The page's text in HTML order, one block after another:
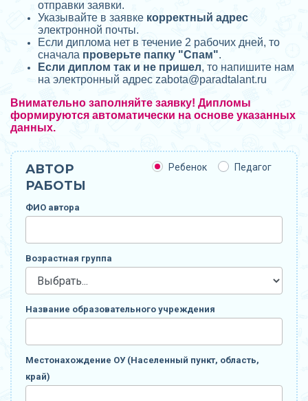
отправки заявки.
Указывайте в заявке корректный адрес
электронной почты.
Если диплома нет в течение 2 рабочих дней, то
сначала проверьте папку "Спам".
Если диплом так и не пришел, то напишите нам
на электронный адрес zabota@paradtalant.ru
Внимательно заполняйте заявку! Дипломы
формируются автоматически на основе указанных
данных.
АВТОР
РАБОТЫ
Ребенок Педагог
ФИО автора
Возрастная группа
Название образовательного учреждения
Местонахождение ОУ (Населенный пункт, область,
край)